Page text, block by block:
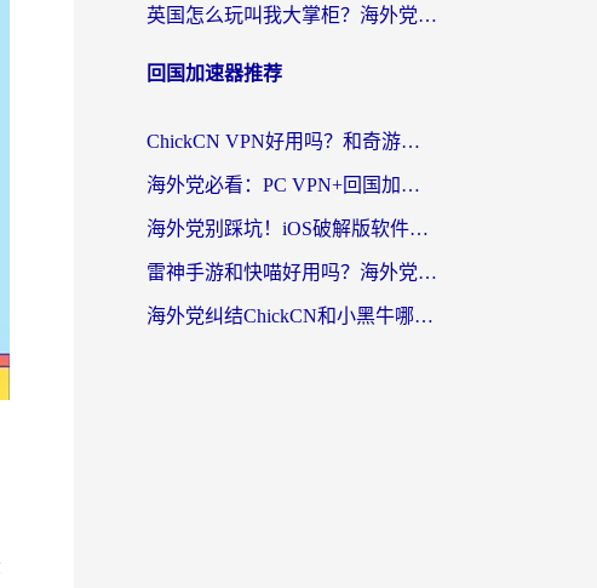
英国怎么玩叫我大掌柜？海外党国服游戏加速避坑指南（附实测推荐）
回国加速器推荐
ChickCN VPN好用吗？和奇游手游VPN对比哪个回国效果更好？海外党亲测实用指南
海外党必看：PC VPN+回国加速器怎么选？无缝访问国内资源全攻略
海外党别踩坑！iOS破解版软件不可靠？教你选对回国加速器无缝看国内资源
雷神手游和快喵好用吗？海外党亲测5款回国加速器，附斧牛Bling对比+微信视频号解决办法
海外党纠结ChickCN和小黑牛哪个好？一篇帮你选对回国加速器的实用指南